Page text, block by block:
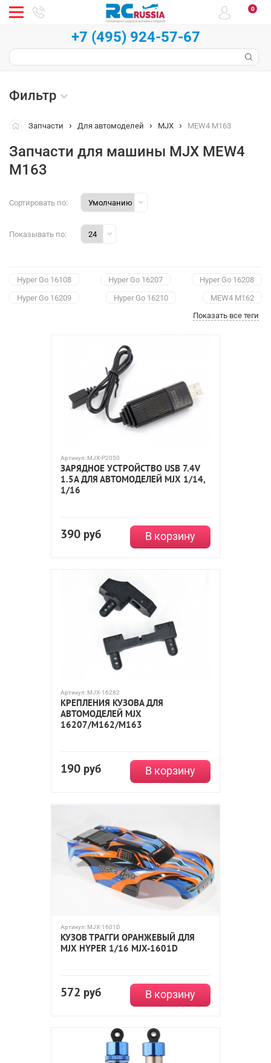
0
+7 (495) 924-57-67
Фильтр
Запчасти Для автомоделей MJX MEW4 M163
Запчасти для машины MJX MEW4
М163
Сортировать по:
Показывать по:
Hyper Go 16108 Hyper Go 16207
Hyper Go 16208
Hyper Go 16209
Hyper Go 16210
MEW4 M162
Hyper Go H16P
Hyper Go 14302
Hyper Go 10208 V2
Показать все теги
Артикул: MJX-P2050
ЗАРЯДНОЕ УСТРОЙСТВО USB 7.4V
1.5A ДЛЯ АВТОМОДЕЛЕЙ MJX 1/14,
1/16
390 руб В корзину
Артикул: MJX-16282
КРЕПЛЕНИЯ КУЗОВА ДЛЯ
АВТОМОДЕЛЕЙ MJX
16207/M162/M163
190 руб В корзину
Артикул: MJX-1601D
КУЗОВ ТРАГГИ ОРАНЖЕВЫЙ ДЛЯ
MJX HYPER 1/16 MJX-1601D
572 руб В корзину